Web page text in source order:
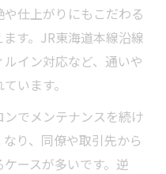
仕上がりにもこだわる
す。JR東海道本線沿線
イン対応など、通いや
います。
でメンテナンスを続け
り、同僚や取引先から
ケースが多いです。逆